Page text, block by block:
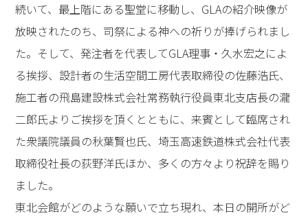
続いて、最上階にある聖堂に移動し、GLAの紹介映像が
放映されたのち、司祭による神への祈りが捧げられまし
た。そして、発注者を代表してGLA理事・久水宏之によ
る挨拶、設計者の生活空間工房代表取締役の佐藤浩氏、
施工者の飛島建設株式会社常務執行役員東北支店長の瀧
二郎氏よりご挨拶を頂くとともに、来賓として臨席され
た衆議院議員の秋葉賢也氏、埼玉高速鉄道株式会社代表
取締役社長の荻野洋氏ほか、多くの方々より祝辞を賜り
ました。
東北会館がどのような願いで立ち現れ、本日の開所がど